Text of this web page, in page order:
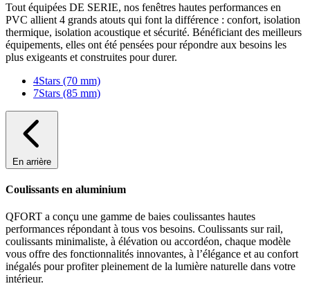
Tout équipées DE SERIE, nos fenêtres hautes performances en
PVC allient 4 grands atouts qui font la différence : confort, isolation
thermique, isolation acoustique et sécurité. Bénéficiant des meilleurs
équipements, elles ont été pensées pour répondre aux besoins les
plus exigeants et construites pour durer.
4Stars (70 mm)
7Stars (85 mm)
En arrière
Coulissants en aluminium
QFORT a conçu une gamme de baies coulissantes hautes
performances répondant à tous vos besoins. Coulissants sur rail,
coulissants minimaliste, à élévation ou accordéon, chaque modèle
vous offre des fonctionnalités innovantes, à l’élégance et au confort
inégalés pour profiter pleinement de la lumière naturelle dans votre
intérieur.